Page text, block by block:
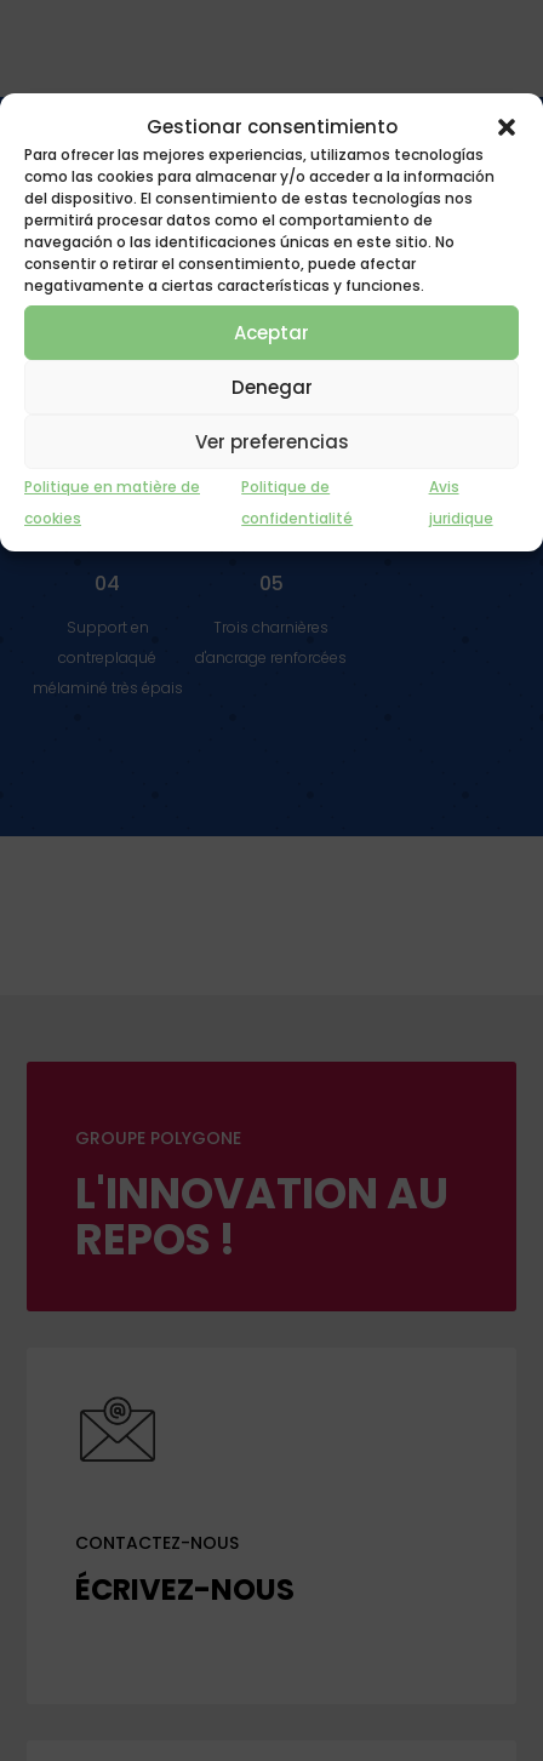
Gestionar consentimiento
Para ofrecer las mejores experiencias, utilizamos tecnologías
como las cookies para almacenar y/o acceder a la información
del dispositivo. El consentimiento de estas tecnologías nos
permitirá procesar datos como el comportamiento de
navegación o las identificaciones únicas en este sitio. No
consentir o retirar el consentimiento, puede afectar
negativamente a ciertas características y funciones.
Aceptar
Denegar
Ver preferencias
Politique en matière de
cookies
Politique de
confidentialité
Avis
juridique
Spécifications
d'épaisseur
rayures et
antidérapants
excentrique aux
poutres
04
Support en
contreplaqué
mélaminé très épais
05
Trois charnières
d'ancrage renforcées
GROUPE POLYGONE
L'INNOVATION AU
REPOS !
CONTACTEZ-NOUS
ÉCRIVEZ-NOUS